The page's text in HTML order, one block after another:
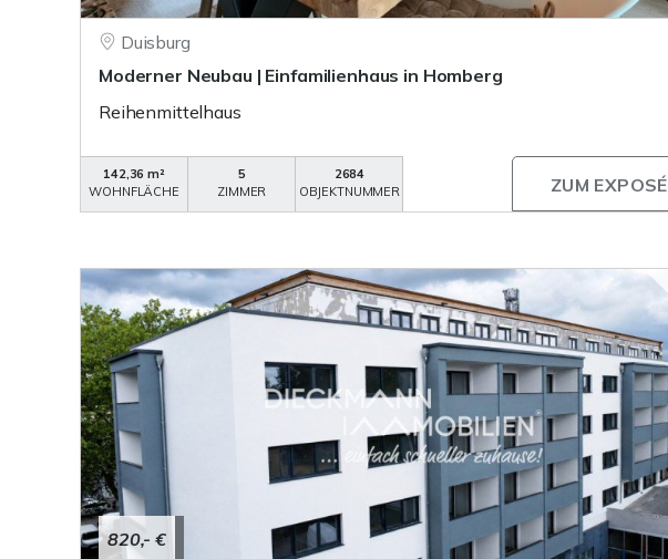
Duisburg
Moderner Neubau | Einfamilienhaus in Homberg
Reihenmittelhaus
142,36 m²
WOHNFLÄCHE
5
ZIMMER
2684
OBJEKTNUMMER
ZUM EXPOSÉ
820,- €